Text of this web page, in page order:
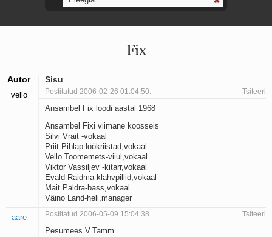
Ahtumine
Mu isamaa on minu arm
Aeg
Oota mind
Ih-ih-hii ja ah-ah-haa
Päikeselapsed
Laul võimalusest
Luigelaul
Nii vaikseks kõik on jäänud
Mis saab sellest loomusevalust
Ei mullast
Avanemine
Laul teost
Põhi, lõuna, ida, lääs
Fix
Autor Sisu
vello Postitatud 2006-02-26 01:04:50. Tsiteeri
Ansambel Fix loodi aastal 1968
Ansambel Fixi viimane koosseis
Silvi Vrait -vokaal
Priit Pihlap-löökriistad,vokaal
Vello Toomemets-viiul,vokaal
Viktor Vassiljev -kitarr,vokaal
Evald Raidma-klahvpillid,vokaal
Mait Paldra-bass,vokaal
Väino Land-heli,manager
aare Postitatud 2006-05-09 15:04:38. Tsiteeri
Pesumees V.Tamm